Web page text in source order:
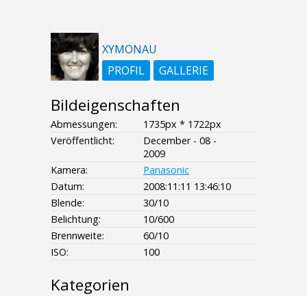
XYMONAU
PROFIL
GALLERIE
Bildeigenschaften
Abmessungen:
1735px * 1722px
Veröffentlicht:
December - 08 -
2009
Kamera:
Panasonic
Datum:
2008:11:11 13:46:10
Blende:
30/10
Belichtung:
10/600
Brennweite:
60/10
ISO:
100
Kategorien